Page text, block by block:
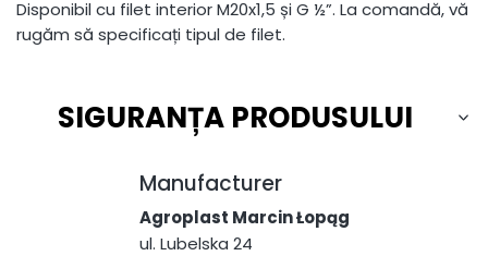
Disponibil cu filet interior M20x1,5 și G ½”. La comandă, vă
rugăm să specificați tipul de filet.
SIGURANȚA PRODUSULUI
Manufacturer
Agroplast Marcin Łopąg
ul. Lubelska 24